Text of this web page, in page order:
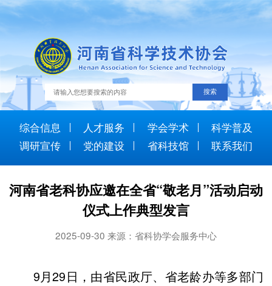
综合信息 人才服务 学会学术
科学普及
调研宣传
党的建设 省科技馆 联系我们
河南省老科协应邀在全省“敬老月”活动启动
仪式上作典型发言
2025-09-30 来源：省科协学会服务中心
9月29日，由省民政厅、省老龄办等多部门